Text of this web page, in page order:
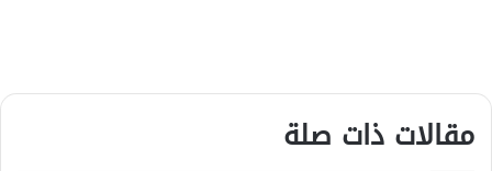
مقالات ذات صلة